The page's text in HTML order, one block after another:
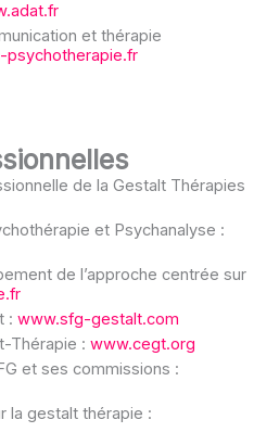
et thérapie
psychotherapie.fr
de la Gestalt Thérapies
et Psychanalyse :
de l’approche centrée sur
: www.sfg-gestalt.com
Thérapie : www.cegt.org
et ses commissions :
la gestalt thérapie :